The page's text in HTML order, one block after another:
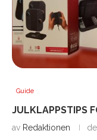
Guide
JULKLAPPSTIPS
av Redaktionen